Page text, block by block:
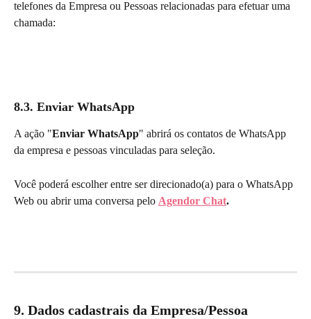
telefones da Empresa ou Pessoas relacionadas para efetuar uma
chamada:
8.3. Enviar WhatsApp
A ação "Enviar WhatsApp" abrirá os contatos de WhatsApp
da empresa e pessoas vinculadas para seleção.
Você poderá escolher entre ser direcionado(a) para o WhatsApp
Web ou abrir uma conversa pelo Agendor Chat.
9. Dados cadastrais da Empresa/Pessoa